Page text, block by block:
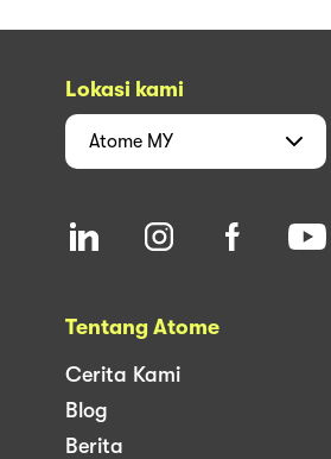
Lokasi kami
Atome MY
Tentang Atome
Cerita Kami
Blog
Berita